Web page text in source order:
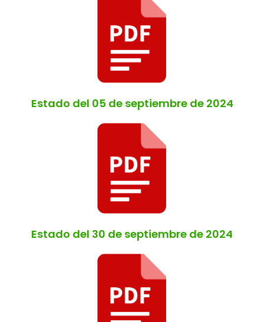
Estado del 05 de septiembre de 2024
Estado del 30 de septiembre de 2024